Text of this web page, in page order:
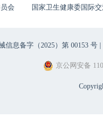
会 国家卫生健康委国际
信息备字（2025）第 00153 号 |
京公网安备